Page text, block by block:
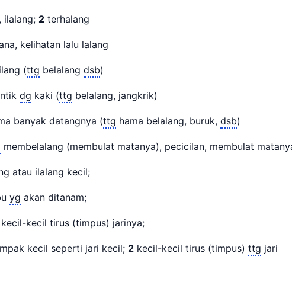
ilalang; 2 terhalang
kelihatan lalu lalang
(ttg belalang dsb)
dg kaki (ttg belalang, jangkrik)
banyak datangnya (ttg hama belalang, buruk, dsb)
membelalang (membulat matanya), pecicilan, membulat
atau ilalang kecil;
yg akan ditanam;
kecil tirus (timpus) jarinya;
kecil seperti jari kecil; 2 kecil-kecil tirus (timpus) ttg jari